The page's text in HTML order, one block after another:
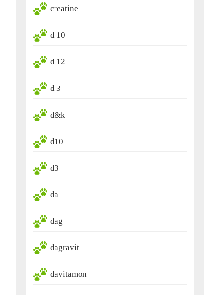
creatine
d 10
d 12
d 3
d&k
d10
d3
da
dag
dagravit
davitamon